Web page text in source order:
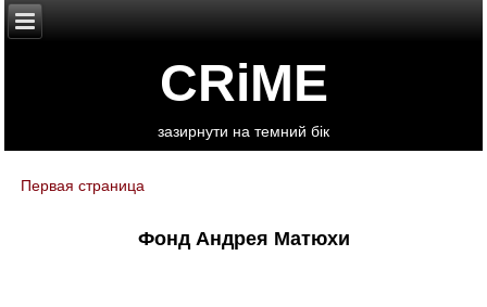
CRiME
зазирнути на темний бік
You are here
Первая страница
Фонд Андрея Матюхи